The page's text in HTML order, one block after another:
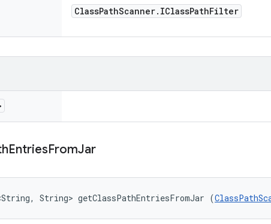
ClassPathScanner. IClassPathFilter
EntriesFromJar
String> getClassPathEntriesFromJar (